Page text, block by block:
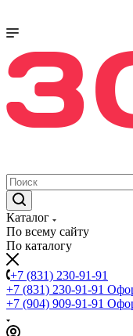
Каталог
По всему сайту
По каталогу
+7 (831) 230-91-91
+7 (831) 230-91-91
+7 (904) 909-91-91